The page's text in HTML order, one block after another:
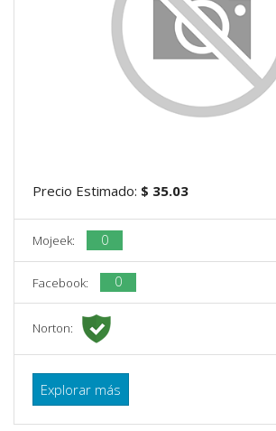
Precio Estimado: $ 35.03
Mojeek: 0
Facebook: 0
Norton:
Explorar más